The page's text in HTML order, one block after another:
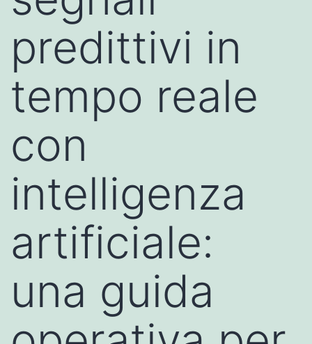
predittivi in
tempo reale
con
intelligenza
artificiale:
una guida